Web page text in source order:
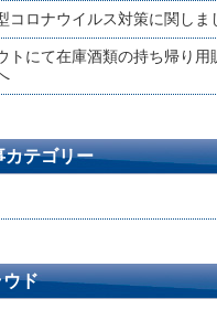
コロナウイルス対策に関しま
トにて在庫酒類の持ち帰り用
テゴリー
ウド